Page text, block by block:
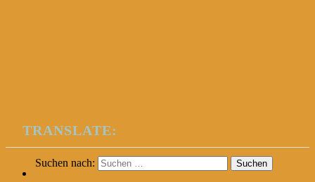
TRANSLATE:
Suchen nach: